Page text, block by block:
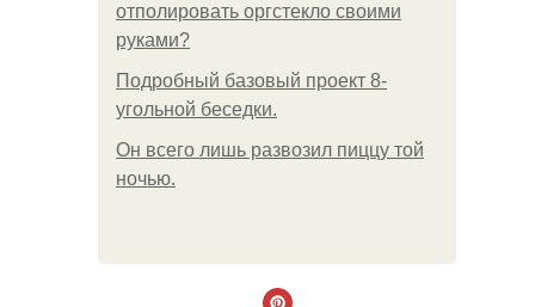
отполировать оргстекло своими
руками?
Подробный базовый проект 8-
угольной беседки.
Он всего лишь развозил пиццу той
ночью.